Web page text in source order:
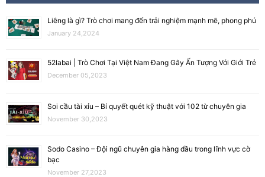
Liêng là gì? Trò chơi mang đến trải nghiệm mạnh mẽ, phong phú
January 24,2024
52labai | Trò Chơi Tại Việt Nam Đang Gây Ấn Tượng Với Giới Trẻ
December 05,2023
Soi cầu tài xỉu – Bí quyết quét kỹ thuật với 102 từ chuyên gia
November 30,2023
Sodo Casino – Đội ngũ chuyên gia hàng đầu trong lĩnh vực cờ
bạc
November 27,2023